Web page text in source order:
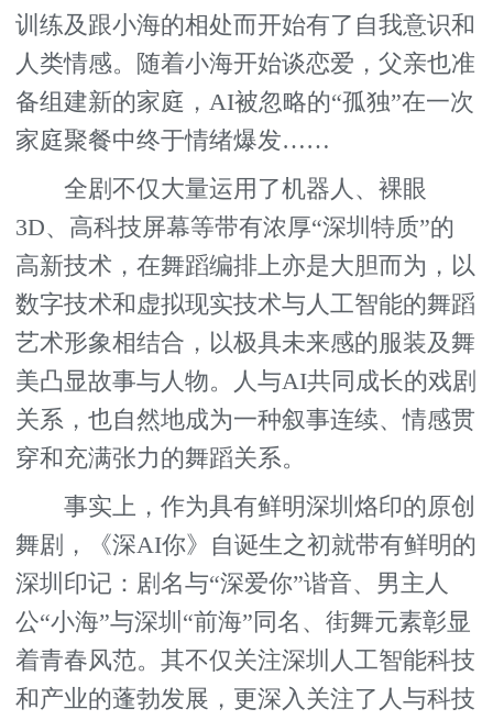
训练及跟小海的相处而开始有了自我意识和
人类情感。随着小海开始谈恋爱，父亲也准
备组建新的家庭，AI被忽略的“孤独”在一次
家庭聚餐中终于情绪爆发……
全剧不仅大量运用了机器人、裸眼
3D、高科技屏幕等带有浓厚“深圳特质”的
高新技术，在舞蹈编排上亦是大胆而为，以
数字技术和虚拟现实技术与人工智能的舞蹈
艺术形象相结合，以极具未来感的服装及舞
美凸显故事与人物。人与AI共同成长的戏剧
关系，也自然地成为一种叙事连续、情感贯
穿和充满张力的舞蹈关系。
事实上，作为具有鲜明深圳烙印的原创
舞剧，《深AI你》自诞生之初就带有鲜明的
深圳印记：剧名与“深爱你”谐音、男主人
公“小海”与深圳“前海”同名、街舞元素彰显
着青春风范。其不仅关注深圳人工智能科技
和产业的蓬勃发展，更深入关注了人与科技